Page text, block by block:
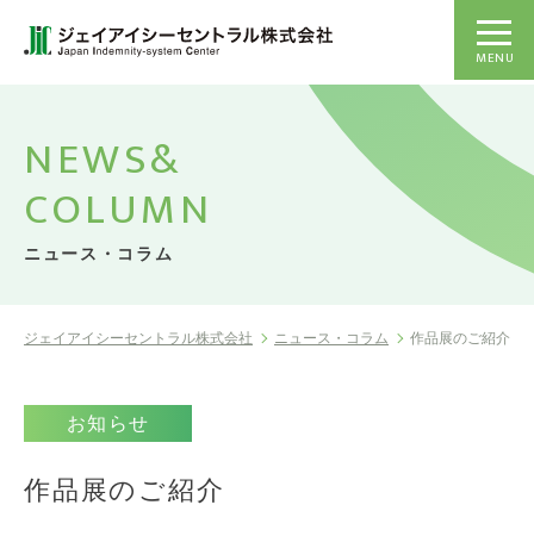
MENU
NEWS&
COLUMN
ニュース・コラム
ジェイアイシーセントラル株式会社 ニュース・コラム 作品展のご紹介
お知らせ
作品展のご紹介